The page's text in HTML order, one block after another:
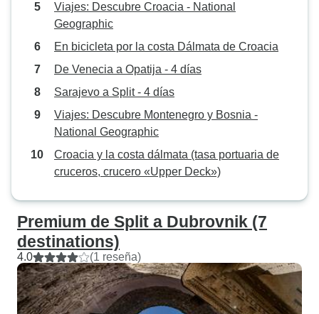
Viajes: Descubre Croacia - National
Geographic
En bicicleta por la costa Dálmata de Croacia
De Venecia a Opatija - 4 días
Sarajevo a Split - 4 días
Viajes: Descubre Montenegro y Bosnia -
National Geographic
Croacia y la costa dálmata (tasa portuaria de
cruceros, crucero «Upper Deck»)
Premium de Split a Dubrovnik (7
destinations)
4.0 (1 reseña)